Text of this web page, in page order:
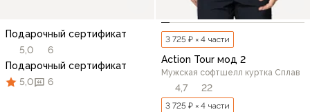
Подарочный сертификат
5,0
6
Подарочный сертификат
5,0
6
3 725 ₽ × 4 части
Action Tour мод 2
Мужская софтшелл куртка Сплав
4,7 22
3 725 ₽ × 4 части